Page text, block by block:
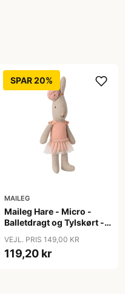
SPAR 20%
MAILEG
Maileg Hare - Micro -
Balletdragt og Tylskørt -
VEJL. PRIS 149,00 KR
119,20 kr